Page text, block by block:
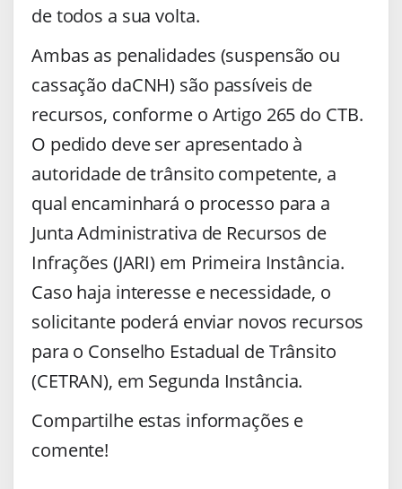
de todos a sua volta.
Ambas as penalidades (suspensão ou
cassação daCNH) são passíveis de
recursos, conforme o Artigo 265 do CTB.
O pedido deve ser apresentado à
autoridade de trânsito competente, a
qual encaminhará o processo para a
Junta Administrativa de Recursos de
Infrações (JARI) em Primeira Instância.
Caso haja interesse e necessidade, o
solicitante poderá enviar novos recursos
para o Conselho Estadual de Trânsito
(CETRAN), em Segunda Instância.
Compartilhe estas informações e
comente!